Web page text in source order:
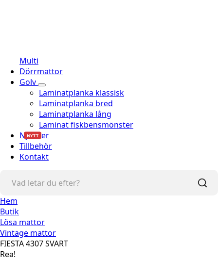
Multi
Dörrmattor
Golv
Laminatplanka klassisk
Laminatplanka bred
Laminatplanka lång
Laminat fiskbensmönster
Nyheter
NYTT
Tillbehör
Kontakt
Hem
Butik
Lösa mattor
Vintage mattor
FIESTA 4307 SVART
Rea!